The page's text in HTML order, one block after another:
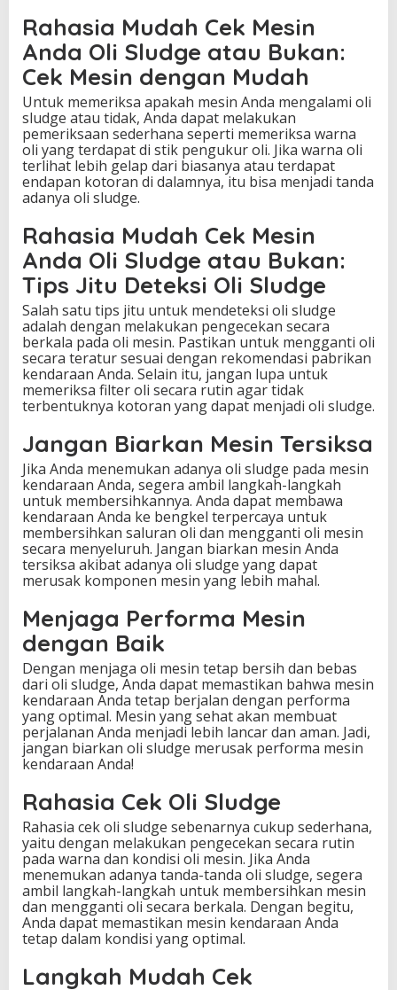
Rahasia Mudah Cek Mesin
Anda Oli Sludge atau Bukan:
Cek Mesin dengan Mudah
Untuk memeriksa apakah mesin Anda mengalami oli
sludge atau tidak, Anda dapat melakukan
pemeriksaan sederhana seperti memeriksa warna
oli yang terdapat di stik pengukur oli. Jika warna oli
terlihat lebih gelap dari biasanya atau terdapat
endapan kotoran di dalamnya, itu bisa menjadi tanda
adanya oli sludge.
Rahasia Mudah Cek Mesin
Anda Oli Sludge atau Bukan:
Tips Jitu Deteksi Oli Sludge
Salah satu tips jitu untuk mendeteksi oli sludge
adalah dengan melakukan pengecekan secara
berkala pada oli mesin. Pastikan untuk mengganti oli
secara teratur sesuai dengan rekomendasi pabrikan
kendaraan Anda. Selain itu, jangan lupa untuk
memeriksa filter oli secara rutin agar tidak
terbentuknya kotoran yang dapat menjadi oli sludge.
Jangan Biarkan Mesin Tersiksa
Jika Anda menemukan adanya oli sludge pada mesin
kendaraan Anda, segera ambil langkah-langkah
untuk membersihkannya. Anda dapat membawa
kendaraan Anda ke bengkel terpercaya untuk
membersihkan saluran oli dan mengganti oli mesin
secara menyeluruh. Jangan biarkan mesin Anda
tersiksa akibat adanya oli sludge yang dapat
merusak komponen mesin yang lebih mahal.
Menjaga Performa Mesin
dengan Baik
Dengan menjaga oli mesin tetap bersih dan bebas
dari oli sludge, Anda dapat memastikan bahwa mesin
kendaraan Anda tetap berjalan dengan performa
yang optimal. Mesin yang sehat akan membuat
perjalanan Anda menjadi lebih lancar dan aman. Jadi,
jangan biarkan oli sludge merusak performa mesin
kendaraan Anda!
Rahasia Cek Oli Sludge
Rahasia cek oli sludge sebenarnya cukup sederhana,
yaitu dengan melakukan pengecekan secara rutin
pada warna dan kondisi oli mesin. Jika Anda
menemukan adanya tanda-tanda oli sludge, segera
ambil langkah-langkah untuk membersihkan mesin
dan mengganti oli secara berkala. Dengan begitu,
Anda dapat memastikan mesin kendaraan Anda
tetap dalam kondisi yang optimal.
Langkah Mudah Cek